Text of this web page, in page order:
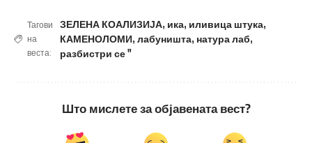
Тагови
на
веста:
ЗЕЛЕНА КОАЛИЗИЈА, ика, иливица штука,
КАМЕНОЛОМИ, лабуништа, натура лаб,
разбистри се "
Што мислете за објавената вест?